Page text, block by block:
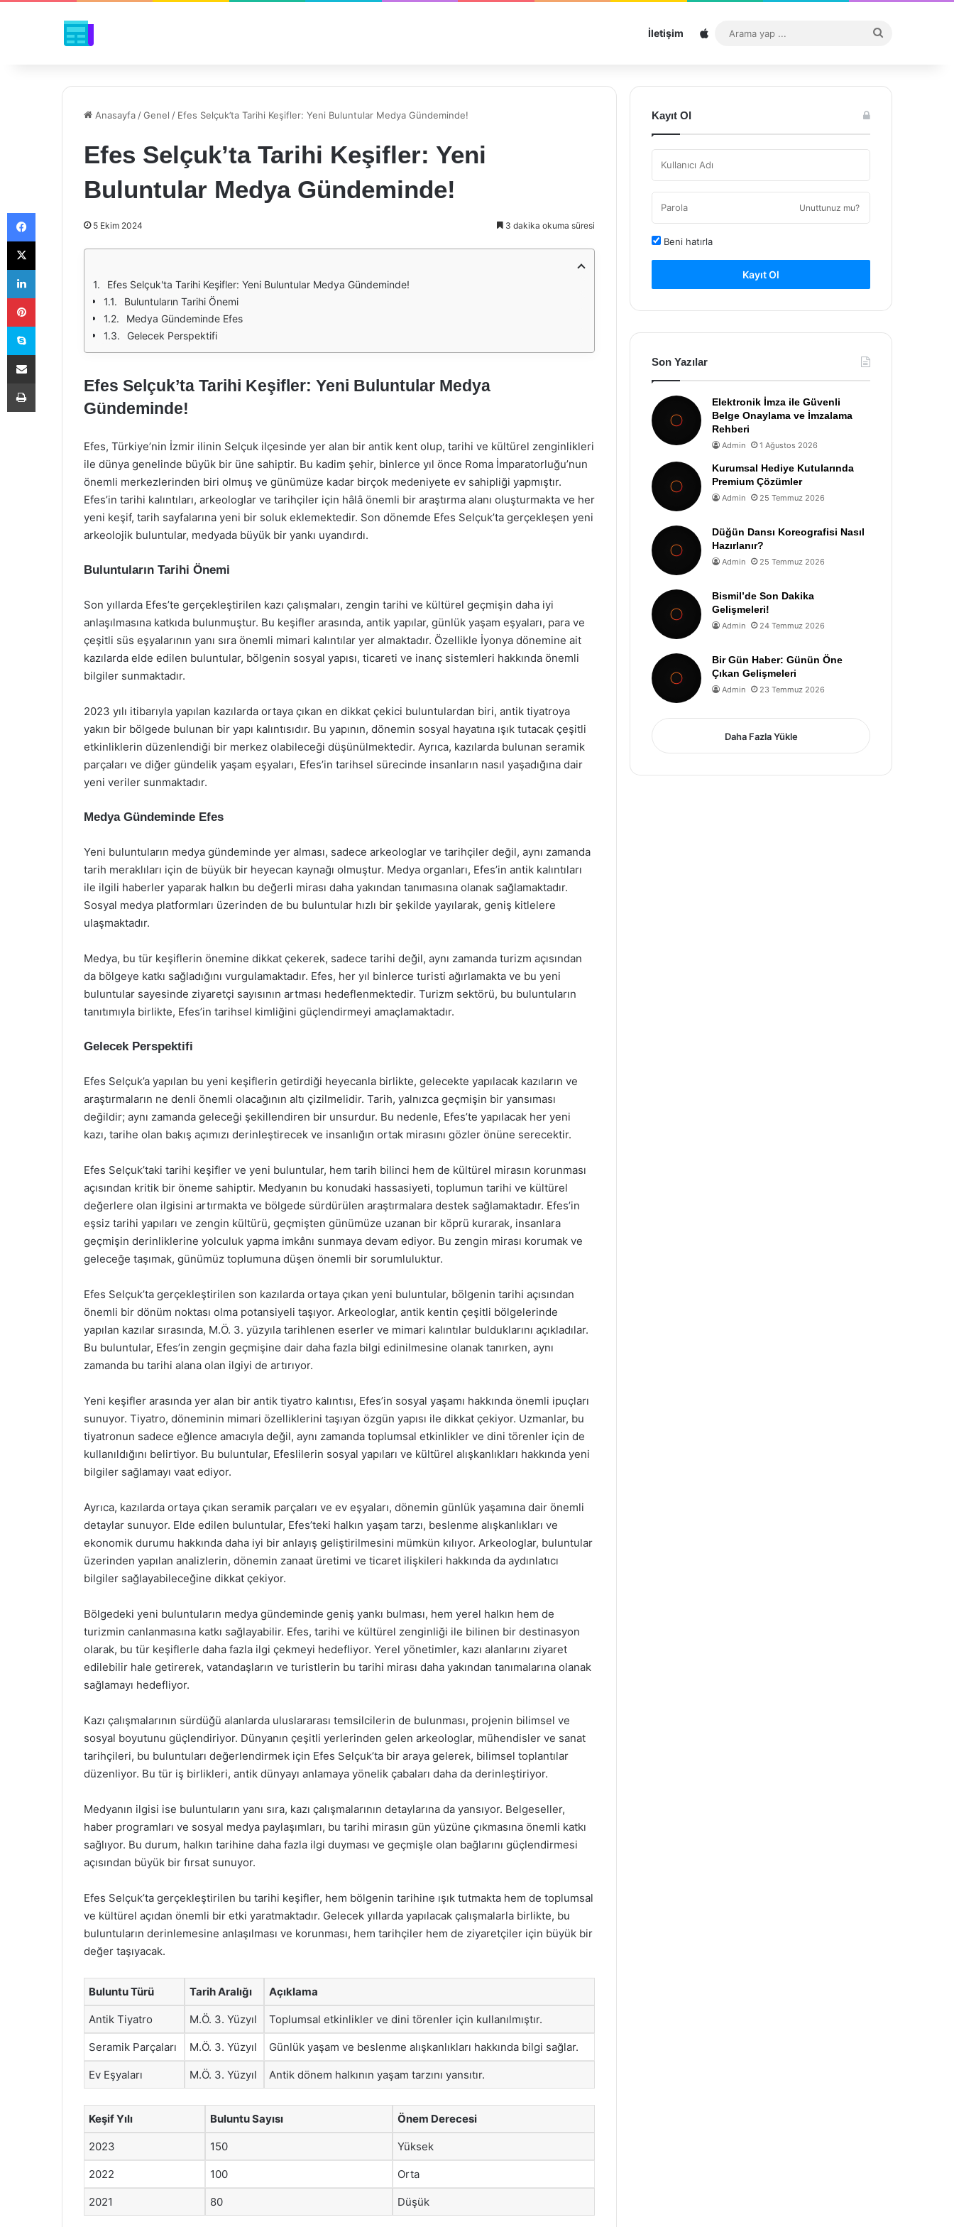
İletişim Sitemap
...
Anasayfa /Genel / Efes Selçuk’ta Tarihi Keşifler: Yeni Buluntular Medya Gündeminde!
Efes Selçuk’ta Tarihi Keşifler: Yeni
Buluntular Medya Gündeminde!
5 Ekim 2024 3 dakika okuma süresi
Efes Selçuk'ta Tarihi Keşifler: Yeni Buluntular Medya Gündeminde!
Buluntuların Tarihi Önemi
Medya Gündeminde Efes
Gelecek Perspektifi
Efes Selçuk’ta Tarihi Keşifler: Yeni Buluntular Medya
Gündeminde!
Efes, Türkiye’nin İzmir ilinin Selçuk ilçesinde yer alan bir antik kent olup, tarihi ve kültürel zenginlikleri
ile dünya genelinde büyük bir üne sahiptir. Bu kadim şehir, binlerce yıl önce Roma İmparatorluğu’nun
önemli merkezlerinden biri olmuş ve günümüze kadar birçok medeniyete ev sahipliği yapmıştır.
Efes’in tarihi kalıntıları, arkeologlar ve tarihçiler için hâlâ önemli bir araştırma alanı oluşturmakta ve her
yeni keşif, tarih sayfalarına yeni bir soluk eklemektedir. Son dönemde Efes Selçuk’ta gerçekleşen yeni
arkeolojik buluntular, medyada büyük bir yankı uyandırdı.
Buluntuların Tarihi Önemi
Son yıllarda Efes’te gerçekleştirilen kazı çalışmaları, zengin tarihi ve kültürel geçmişin daha iyi
anlaşılmasına katkıda bulunmuştur. Bu keşifler arasında, antik yapılar, günlük yaşam eşyaları, para ve
çeşitli süs eşyalarının yanı sıra önemli mimari kalıntılar yer almaktadır. Özellikle İyonya dönemine ait
kazılarda elde edilen buluntular, bölgenin sosyal yapısı, ticareti ve inanç sistemleri hakkında önemli
bilgiler sunmaktadır.
2023 yılı itibarıyla yapılan kazılarda ortaya çıkan en dikkat çekici buluntulardan biri, antik tiyatroya
yakın bir bölgede bulunan bir yapı kalıntısıdır. Bu yapının, dönemin sosyal hayatına ışık tutacak çeşitli
etkinliklerin düzenlendiği bir merkez olabileceği düşünülmektedir. Ayrıca, kazılarda bulunan seramik
parçaları ve diğer gündelik yaşam eşyaları, Efes’in tarihsel sürecinde insanların nasıl yaşadığına dair
yeni veriler sunmaktadır.
Medya Gündeminde Efes
Yeni buluntuların medya gündeminde yer alması, sadece arkeologlar ve tarihçiler değil, aynı zamanda
tarih meraklıları için de büyük bir heyecan kaynağı olmuştur. Medya organları, Efes’in antik kalıntıları
ile ilgili haberler yaparak halkın bu değerli mirası daha yakından tanımasına olanak sağlamaktadır.
Sosyal medya platformları üzerinden de bu buluntular hızlı bir şekilde yayılarak, geniş kitlelere
ulaşmaktadır.
Medya, bu tür keşiflerin önemine dikkat çekerek, sadece tarihi değil, aynı zamanda turizm açısından
da bölgeye katkı sağladığını vurgulamaktadır. Efes, her yıl binlerce turisti ağırlamakta ve bu yeni
buluntular sayesinde ziyaretçi sayısının artması hedeflenmektedir. Turizm sektörü, bu buluntuların
tanıtımıyla birlikte, Efes’in tarihsel kimliğini güçlendirmeyi amaçlamaktadır.
Gelecek Perspektifi
Efes Selçuk’a yapılan bu yeni keşiflerin getirdiği heyecanla birlikte, gelecekte yapılacak kazıların ve
araştırmaların ne denli önemli olacağının altı çizilmelidir. Tarih, yalnızca geçmişin bir yansıması
değildir; aynı zamanda geleceği şekillendiren bir unsurdur. Bu nedenle, Efes’te yapılacak her yeni
kazı, tarihe olan bakış açımızı derinleştirecek ve insanlığın ortak mirasını gözler önüne serecektir.
Efes Selçuk’taki tarihi keşifler ve yeni buluntular, hem tarih bilinci hem de kültürel mirasın korunması
açısından kritik bir öneme sahiptir. Medyanın bu konudaki hassasiyeti, toplumun tarihi ve kültürel
değerlere olan ilgisini artırmakta ve bölgede sürdürülen araştırmalara destek sağlamaktadır. Efes’in
eşsiz tarihi yapıları ve zengin kültürü, geçmişten günümüze uzanan bir köprü kurarak, insanlara
geçmişin derinliklerine yolculuk yapma imkânı sunmaya devam ediyor. Bu zengin mirası korumak ve
geleceğe taşımak, günümüz toplumuna düşen önemli bir sorumluluktur.
Efes Selçuk’ta gerçekleştirilen son kazılarda ortaya çıkan yeni buluntular, bölgenin tarihi açısından
önemli bir dönüm noktası olma potansiyeli taşıyor. Arkeologlar, antik kentin çeşitli bölgelerinde
yapılan kazılar sırasında, M.Ö. 3. yüzyıla tarihlenen eserler ve mimari kalıntılar bulduklarını açıkladılar.
Bu buluntular, Efes’in zengin geçmişine dair daha fazla bilgi edinilmesine olanak tanırken, aynı
zamanda bu tarihi alana olan ilgiyi de artırıyor.
Yeni keşifler arasında yer alan bir antik tiyatro kalıntısı, Efes’in sosyal yaşamı hakkında önemli ipuçları
sunuyor. Tiyatro, döneminin mimari özelliklerini taşıyan özgün yapısı ile dikkat çekiyor. Uzmanlar, bu
tiyatronun sadece eğlence amacıyla değil, aynı zamanda toplumsal etkinlikler ve dini törenler için de
kullanıldığını belirtiyor. Bu buluntular, Efeslilerin sosyal yapıları ve kültürel alışkanlıkları hakkında yeni
bilgiler sağlamayı vaat ediyor.
Ayrıca, kazılarda ortaya çıkan seramik parçaları ve ev eşyaları, dönemin günlük yaşamına dair önemli
detaylar sunuyor. Elde edilen buluntular, Efes’teki halkın yaşam tarzı, beslenme alışkanlıkları ve
ekonomik durumu hakkında daha iyi bir anlayış geliştirilmesini mümkün kılıyor. Arkeologlar, buluntular
üzerinden yapılan analizlerin, dönemin zanaat üretimi ve ticaret ilişkileri hakkında da aydınlatıcı
bilgiler sağlayabileceğine dikkat çekiyor.
Bölgedeki yeni buluntuların medya gündeminde geniş yankı bulması, hem yerel halkın hem de
turizmin canlanmasına katkı sağlayabilir. Efes, tarihi ve kültürel zenginliği ile bilinen bir destinasyon
olarak, bu tür keşiflerle daha fazla ilgi çekmeyi hedefliyor. Yerel yönetimler, kazı alanlarını ziyaret
edilebilir hale getirerek, vatandaşların ve turistlerin bu tarihi mirası daha yakından tanımalarına olanak
sağlamayı hedefliyor.
Kazı çalışmalarının sürdüğü alanlarda uluslararası temsilcilerin de bulunması, projenin bilimsel ve
sosyal boyutunu güçlendiriyor. Dünyanın çeşitli yerlerinden gelen arkeologlar, mühendisler ve sanat
tarihçileri, bu buluntuları değerlendirmek için Efes Selçuk’ta bir araya gelerek, bilimsel toplantılar
düzenliyor. Bu tür iş birlikleri, antik dünyayı anlamaya yönelik çabaları daha da derinleştiriyor.
Medyanın ilgisi ise buluntuların yanı sıra, kazı çalışmalarının detaylarına da yansıyor. Belgeseller,
haber programları ve sosyal medya paylaşımları, bu tarihi mirasın gün yüzüne çıkmasına önemli katkı
sağlıyor. Bu durum, halkın tarihine daha fazla ilgi duyması ve geçmişle olan bağlarını güçlendirmesi
açısından büyük bir fırsat sunuyor.
Efes Selçuk’ta gerçekleştirilen bu tarihi keşifler, hem bölgenin tarihine ışık tutmakta hem de toplumsal
ve kültürel açıdan önemli bir etki yaratmaktadır. Gelecek yıllarda yapılacak çalışmalarla birlikte, bu
buluntuların derinlemesine anlaşılması ve korunması, hem tarihçiler hem de ziyaretçiler için büyük bir
değer taşıyacak.
Buluntu Türü Tarih Aralığı Açıklama
Antik Tiyatro M.Ö. 3. Yüzyıl Toplumsal etkinlikler ve dini törenler için kullanılmıştır.
Seramik Parçaları M.Ö. 3. Yüzyıl Günlük yaşam ve beslenme alışkanlıkları hakkında bilgi sağlar.
Ev Eşyaları M.Ö. 3. Yüzyıl Antik dönem halkının yaşam tarzını yansıtır.
Keşif Yılı Buluntu Sayısı Önem Derecesi
2023 150 Yüksek
2022 100 Orta
2021 80 Düşük
Kayıt Ol
Unuttunuz mu?
Beni hatırla
Kayıt Ol
Son Yazılar
Elektronik İmza ile Güvenli
Belge Onaylama ve İmzalama
Rehberi
Admin 1 Ağustos 2026
Kurumsal Hediye Kutularında
Premium Çözümler
Admin 25 Temmuz 2026
Düğün Dansı Koreografisi Nasıl
Hazırlanır?
Admin 25 Temmuz 2026
Bismil’de Son Dakika
Gelişmeleri!
Admin 24 Temmuz 2026
Bir Gün Haber: Günün Öne
Çıkan Gelişmeleri
Admin 23 Temmuz 2026
Daha Fazla Yükle
Facebook
X
LinkedIn
Pinterest
Skype
E-Posta ile paylaş